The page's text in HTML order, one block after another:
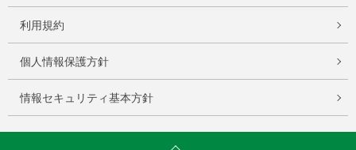
利用規約
個人情報保護方針
情報セキュリティ基本方針